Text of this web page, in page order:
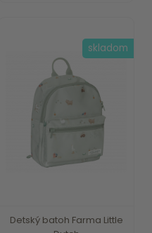
Detský batoh Farma Little
skladom